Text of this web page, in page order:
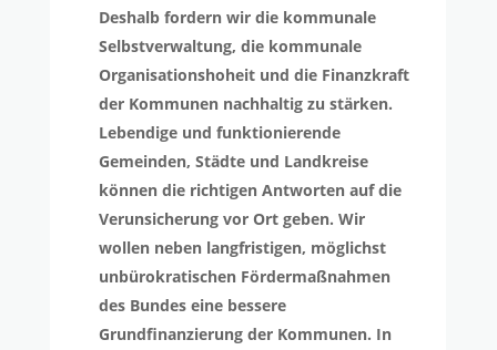
Deshalb fordern wir die kommunale
Selbstverwaltung, die kommunale
Organisationshoheit und die Finanzkraft
der Kommunen nachhaltig zu stärken.
Lebendige und funktionierende
Gemeinden, Städte und Landkreise
können die richtigen Antworten auf die
Verunsicherung vor Ort geben. Wir
wollen neben langfristigen, möglichst
unbürokratischen Fördermaßnahmen
des Bundes eine bessere
Grundfinanzierung der Kommunen. In